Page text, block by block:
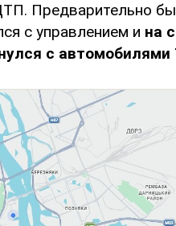
Предварительно
с управлением и на
с автомобилями